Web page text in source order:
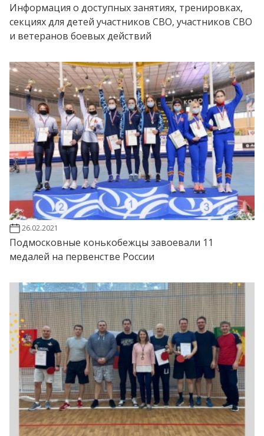
Информация о доступных занятиях, тренировках,
секциях для детей участников СВО, участников СВО
и ветеранов боевых действий
26.02.2021
Подмосковные конькобежцы завоевали 11
медалей на первенстве России